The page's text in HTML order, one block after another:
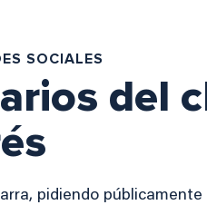
SOCIALES
del
pidiendo públicamente